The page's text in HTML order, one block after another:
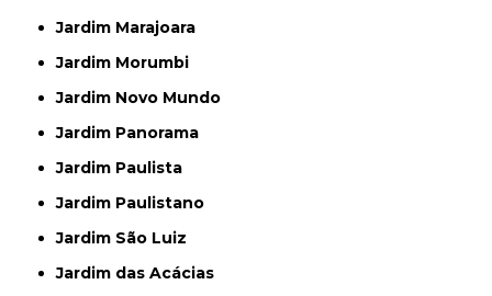
Jardim Marajoara
Jardim Morumbi
Jardim Novo Mundo
Jardim Panorama
Jardim Paulista
Jardim Paulistano
Jardim São Luiz
Jardim das Acácias